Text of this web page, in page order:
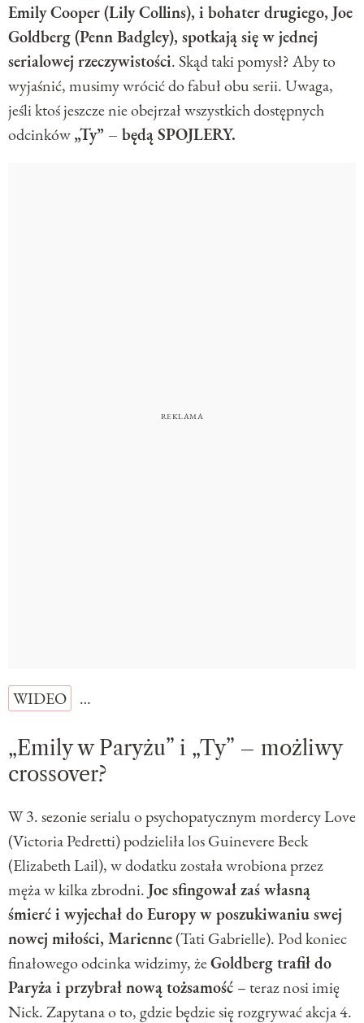
Emily Cooper (Lily Collins), i bohater drugiego, Joe
Goldberg (Penn Badgley), spotkają się w jednej
serialowej rzeczywistości. Skąd taki pomysł? Aby to
wyjaśnić, musimy wrócić do fabuł obu serii. Uwaga,
jeśli ktoś jeszcze nie obejrzał wszystkich dostępnych
odcinków„Ty” – będą SPOJLERY.
WIDEO …
„Emily w Paryżu” i „Ty” – możliwy
crossover?
W 3. sezonie serialu o psychopatycznym mordercy Love
(Victoria Pedretti) podzieliła los Guinevere Beck
(Elizabeth Lail), w dodatku została wrobiona przez
męża w kilka zbrodni.Joe sfingował zaś własną
śmierć i wyjechał do Europy w poszukiwaniu swej
nowej miłości, Marienne(Tati Gabrielle). Pod koniec
finałowego odcinka widzimy, żeGoldberg trafił do
Paryża i przybrał nową tożsamość – teraz nosi imię
Nick. Zapytana o to, gdzie będzie się rozgrywać akcja 4.